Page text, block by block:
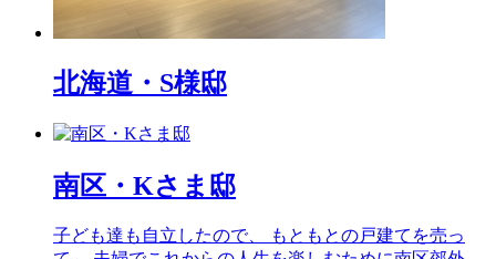
北海道・S様邸
南区・Kさま邸
子ども達も自立したので、 もともとの戸建てを売っ